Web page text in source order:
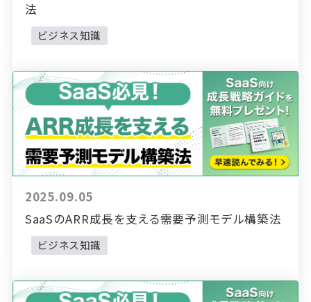
法
ビジネス知識
2025.09.05
SaaSのARR成長を支える需要予測モデル構築法
ビジネス知識